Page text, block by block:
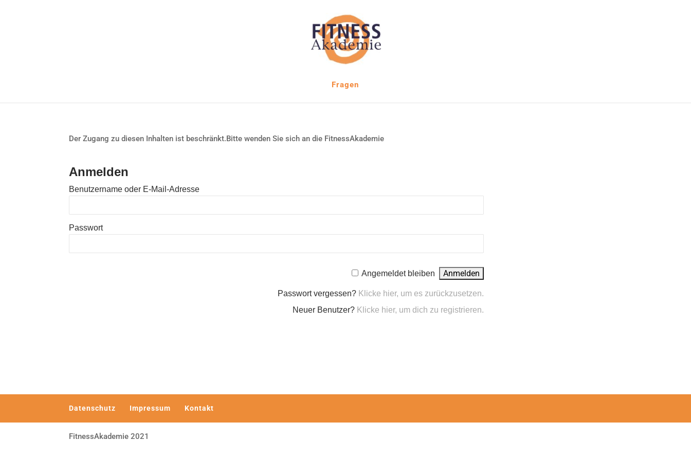
Fragen
Der Zugang zu diesen Inhalten ist beschränkt.Bitte wenden Sie sich an die FitnessAkademie
Anmelden
Benutzername oder E-Mail-Adresse
Passwort
Angemeldet bleiben
Passwort vergessen? Klicke hier, um es zurückzusetzen.
Neuer Benutzer? Klicke hier, um dich zu registrieren.
Datenschutz Impressum Kontakt
FitnessAkademie 2021